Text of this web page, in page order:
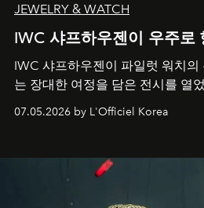
JEWELRY & WATCH
IWC 샤프하우젠이 우주로
IWC 샤프하우젠이 파일럿 워치
는 장대한 여정을 담은 전시를 열
07.05.2026 by L'Officiel Korea